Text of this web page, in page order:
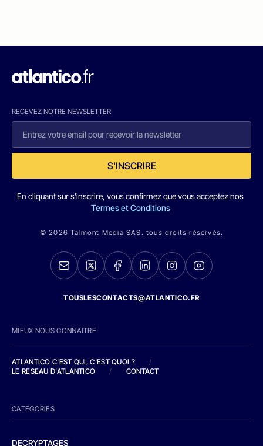
RECEVEZ NOTRE NEWSLETTER
S'INSCRIRE
En cliquant sur s'inscrire, vous confirmez que vous acceptez nos
Termes et Conditions
© 2026 Talmont Media SAS. tous droits réservés.
TOUSLESCONTACTS@ATLANTICO.FR
MIEUX NOUS CONNAITRE
ATLANTICO C'EST QUI, C'EST QUOI ?
/
LE RESEAU D'ATLANTICO
/ CONTACT
CATEGORIES
DECRYPTAGES